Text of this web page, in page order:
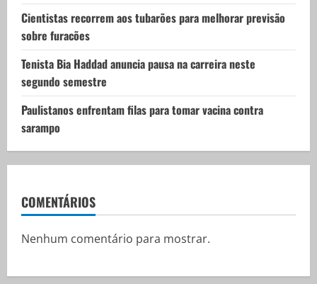
Cientistas recorrem aos tubarões para melhorar previsão
sobre furacões
Tenista Bia Haddad anuncia pausa na carreira neste
segundo semestre
Paulistanos enfrentam filas para tomar vacina contra
sarampo
COMENTÁRIOS
Nenhum comentário para mostrar.